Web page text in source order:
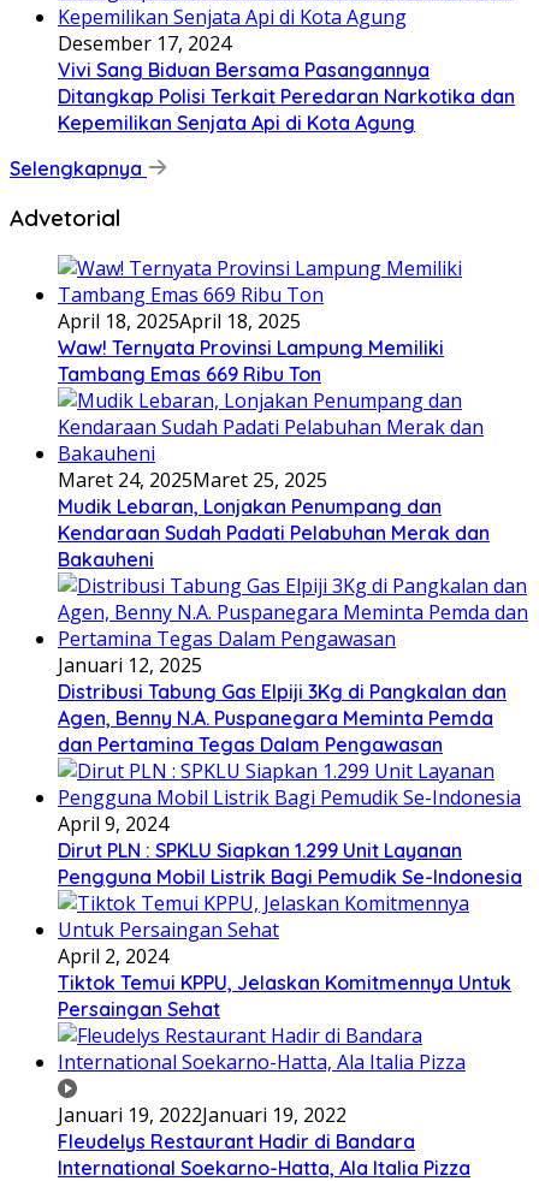
Desember 17, 2024
Vivi Sang Biduan Bersama Pasangannya
Ditangkap Polisi Terkait Peredaran Narkotika dan
Kepemilikan Senjata Api di Kota Agung
Selengkapnya
Advetorial
April 18, 2025April 18, 2025
Waw! Ternyata Provinsi Lampung Memiliki
Tambang Emas 669 Ribu Ton
Maret 24, 2025Maret 25, 2025
Mudik Lebaran, Lonjakan Penumpang dan
Kendaraan Sudah Padati Pelabuhan Merak dan
Bakauheni
Januari 12, 2025
Distribusi Tabung Gas Elpiji 3Kg di Pangkalan dan
Agen, Benny N.A. Puspanegara Meminta Pemda
dan Pertamina Tegas Dalam Pengawasan
April 9, 2024
Dirut PLN : SPKLU Siapkan 1.299 Unit Layanan
Pengguna Mobil Listrik Bagi Pemudik Se-Indonesia
April 2, 2024
Tiktok Temui KPPU, Jelaskan Komitmennya Untuk
Persaingan Sehat
Januari 19, 2022Januari 19, 2022
Fleudelys Restaurant Hadir di Bandara
International Soekarno-Hatta, Ala Italia Pizza